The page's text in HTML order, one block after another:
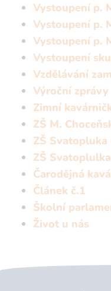
Vystoupení p.
Vystoupení p.
Vystoupení p.
Vystoupení
Vzdělávání
Výroční zprávy
Zimní
ZŠ M.
ZŠ Svatopluka
ZŠ
Čarodějná
Článek č.1
Školní
Život u nás